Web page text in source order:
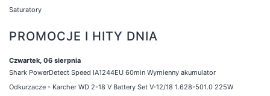
Saturatory
PROMOCJE I HITY DNIA
Czwartek, 06 sierpnia
Shark PowerDetect Speed IA1244EU 60min Wymienny akumulator
Odkurzacze - Karcher WD 2-18 V Battery Set V-12/18 1.628-501.0 225W